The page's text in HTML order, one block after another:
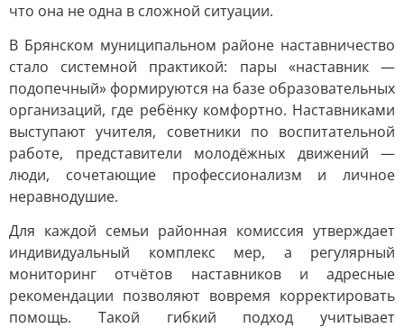
что она не одна в сложной ситуации.
В Брянском муниципальном районе наставничество
стало системной практикой: пары «наставник —
подопечный» формируются на базе образовательных
организаций, где ребёнку комфортно. Наставниками
выступают учителя, советники по воспитательной
работе, представители молодёжных движений —
люди, сочетающие профессионализм и личное
неравнодушие.
Для каждой семьи районная комиссия утверждает
индивидуальный комплекс мер, а регулярный
мониторинг отчётов наставников и адресные
рекомендации позволяют вовремя корректировать
помощь. Такой гибкий подход учитывает